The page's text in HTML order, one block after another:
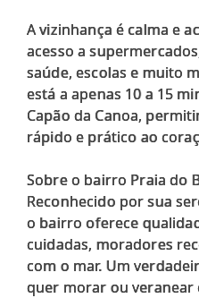
A vizinhança é calma e
acesso a
saúde, escolas e muito
está a apenas 10 a 15
Capão da Canoa,
rápido e prático ao
Sobre o bairro Praia do
Reconhecido por sua
o bairro oferece
cuidadas, moradores
com o mar. Um
quer morar ou veranear